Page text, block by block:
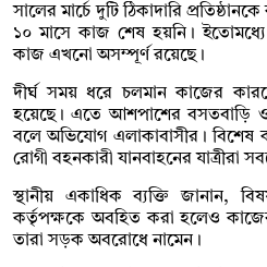
সালের মার্চে দুটি ঠিকাদারি
১০ মাসে কাজ শেষ হয়নি। ইতোমধ্যে
কাজ এখনো অসম্পূর্ণ রয়েছে।
দীর্ঘ সময় ধরে চলমান কাজের
হয়েছে। এতে আশপাশের বসতবাড়ি ও
বলে অভিযোগ এলাকাবাসীর। বিশেষ
রোগী বহনকারী যানবাহনের যাত্রীরা
স্থানীয় একাধিক ব্যক্তি জানান,
কর্তৃপক্ষকে অবহিত করা হলেও
তারা সড়ক অবরোধে নামেন।